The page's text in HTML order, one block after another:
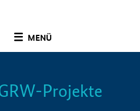
MENÜ
Info
Projekte